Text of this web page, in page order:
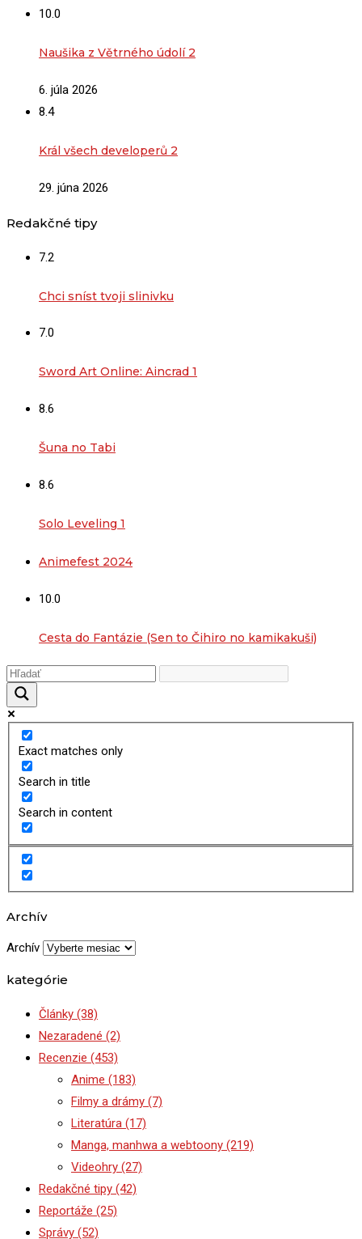
10.0
Naušika z Větrného údolí 2
6. júla 2026
8.4
Král všech developerů 2
29. júna 2026
Redakčné tipy
7.2
Chci sníst tvoji slinivku
7.0
Sword Art Online: Aincrad 1
8.6
Šuna no Tabi
8.6
Solo Leveling 1
Animefest 2024
10.0
Cesta do Fantázie (Sen to Čihiro no kamikakuši)
Exact matches only
Search in title
Search in content
Archív
Archív
kategórie
Články (38)
Nezaradené (2)
Recenzie (453)
Anime (183)
Filmy a drámy (7)
Literatúra (17)
Manga, manhwa a webtoony (219)
Videohry (27)
Redakčné tipy (42)
Reportáže (25)
Správy (52)